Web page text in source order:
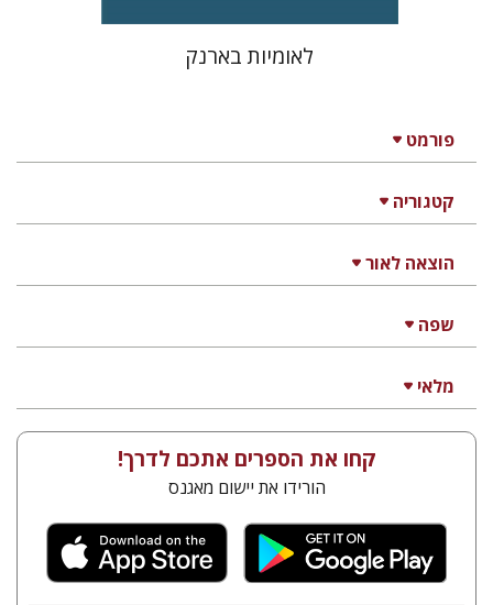
פורמט
קטגוריה
הוצאה לאור
שפה
מלאי
לאומיות בארנק
קחו את הספרים אתכם לדרך!
הורידו את יישום מאגנס